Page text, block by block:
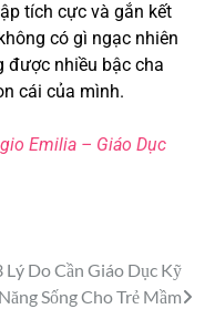
tích cực và gắn kết
có gì ngạc nhiên
được nhiều bậc cha
cái của mình.
Emilia – Giáo Dục
Lý Do Cần Giáo Dục Kỹ
Năng Sống Cho Trẻ Mầm